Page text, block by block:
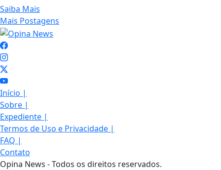
Saiba Mais
Mais Postagens
Início |
Sobre |
Expediente |
Termos de Uso e Privacidade |
FAQ |
Contato
Opina News - Todos os direitos reservados.